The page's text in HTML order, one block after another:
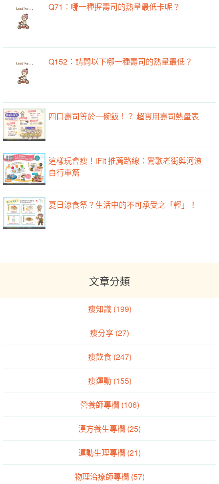
Q71：哪一種握壽司的熱量最低卡呢？
Q152：請問以下哪一種壽司的熱量最低？
四口壽司等於一碗飯！？ 超實用壽司熱量表
這樣玩會瘦！iFit 推薦路線：鶯歌老街與河濱
自行車篇
夏日涼食祭？生活中的不可承受之「輕」！
文章分類
瘦知識 (199)
瘦分享 (27)
瘦飲食 (247)
瘦運動 (155)
營養師專欄 (106)
漢方養生專欄 (25)
運動生理專欄 (21)
物理治療師專欄 (57)